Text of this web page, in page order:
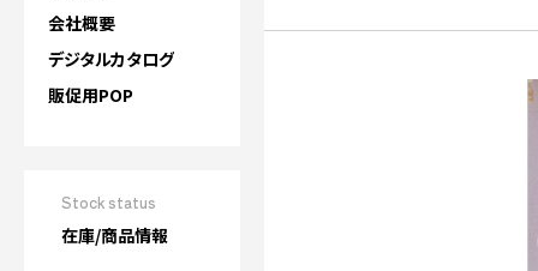
会社概要
デジタルカタログ
販促用POP
Stock status
在庫/商品情報